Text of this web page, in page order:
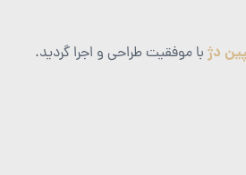
دژبا موفقیت طراحی و اجرا گردید.